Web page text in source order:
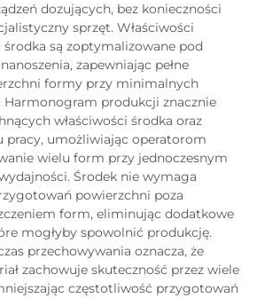
dozujących, bez konieczności
sprzęt. Właściwości
środka są zoptymalizowane pod
zapewniając pełne
formy przy minimalnych
Harmonogram produkcji znacznie
właściwości środka oraz
pracy, umożliwiając operatorom
wielu form przy jednoczesnym
Środek nie wymaga
powierzchni poza
form, eliminując dodatkowe
mogłyby spowolnić produkcję.
przechowywania oznacza, że
zachowuje skuteczność przez wiele
częstotliwość przygotowań